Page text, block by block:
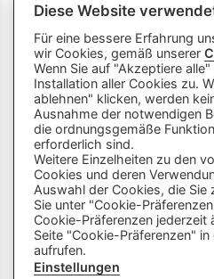
Stelle mir hier Fragen
Lehrberufen und zeige
Beispiele: «Zeige mir
info
Dieser Chatbot wird
Intelligenz unterstützt.
Plattform aus und
Der Chatbot kann
ungenaue
Diese Website
Für eine bessere Erfahrung
wir Cookies, gemäß unserer
Wenn Sie auf "Akzeptiere
Installation aller Cookies zu.
ablehnen" klicken, werden
Ausnahme der notwendigen
die ordnungsgemäße
erforderlich sind.
Weitere Einzelheiten zu den
Cookies und deren
Auswahl der Cookies, die
Sie unter "Cookie-
Cookie-Präferenzen jederzeit
Seite "Cookie-Präferenzen"
aufrufen.
Einstellungen